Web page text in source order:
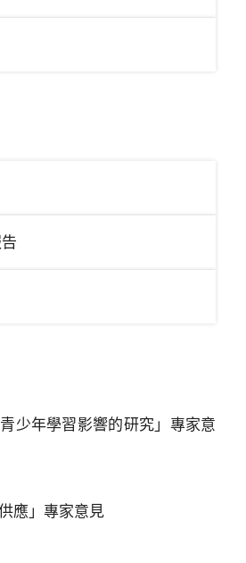
少年學習影響的研究」專家意
應」專家意見